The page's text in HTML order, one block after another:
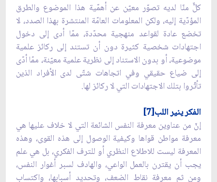
كلٌّ منّا لديه تصوّر معيّن عن أهمّية هذا الموضوع والطرق
المؤدّية إليه، ولكن المعلومات العامّة المنتشرة بهذا الصدد، لا
تخضع عادة لقواعد منهجية محدّدة، ممّا أدى إلى دخول
اجتهادات شخصية كثيرة دون أن تستند إلى ركائز علمية
موضوعية، أو بدون الاستناد إلى نظرية علمية معيّنة، ممّا أدّى
إلى ضياع حقيقي وفي اتجاهات شتّى لدى الأفراد الذين
تأثّروا بتلك الاجتهادات التي لا ركائز لها.
الفكر ينير اللب[7]
إنّ من عناوين معرفة النفس الشائعة التي لا خلاف عليها هي
معرفة مواطن قواها وكيفية الوصول إلى هذه القوى، وهذه
المعرفة ليست للاطلاع النظري أو للترف الفكري، بل هي علم
يجب أن يقترن بالعمل الواعي، والهادف لسبر أغوار النفس،
ومن ثم معرفة نقاط الضعف، وتحديد أسبابها، واكتساب